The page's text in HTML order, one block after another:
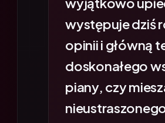
występuje dziś
opinii i główną
doskonałego
piany, czy
recenzji. W